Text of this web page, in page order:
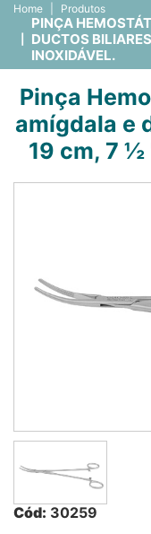
Home Produtos
PINÇA
DUCTOS
INOXIDÁVEL.
Pinça
amígdala e
19 cm, 7 ½
Cód: 30259